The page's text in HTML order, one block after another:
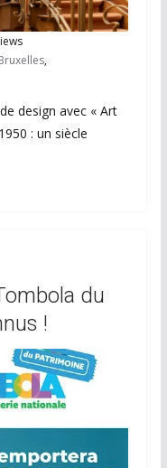
,
design avec « Art
: un siècle
du
!